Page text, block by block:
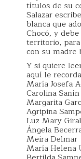
títulos de su
Salazar
blanca que
Chocó, y
territorio,
con su madre
Y si quiere
aquí le
María Josefa
Carolina Sanín
Margarita
Agripina
Luz Mary
Ángela
Meira Delmar
María Helena